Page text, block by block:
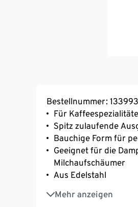
Bestellnummer: 133993
Für
Spitz zulaufende
Bauchige Form für
Geeignet für die
Milchaufschäumer
Aus Edelstahl
Mehr anzeigen
Innenliegende
von 100 bis 550 ml